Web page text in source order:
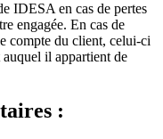
IDESA en cas de pertes
engagée. En cas de
compte du client, celui-ci
il appartient de
: